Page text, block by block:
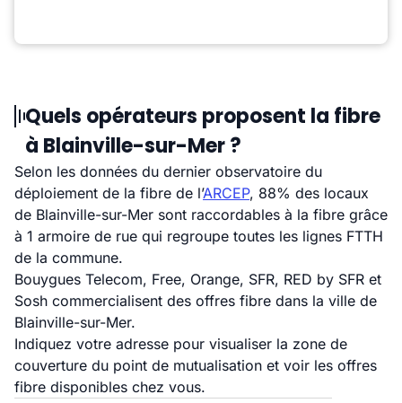
Quels opérateurs proposent la fibre
à Blainville-sur-Mer ?
Selon les données du dernier observatoire du
déploiement de la fibre de l’ARCEP, 88% des locaux
de Blainville-sur-Mer sont raccordables à la fibre grâce
à 1 armoire de rue qui regroupe toutes les lignes FTTH
de la commune.
Bouygues Telecom, Free, Orange, SFR, RED by SFR et
Sosh commercialisent des offres fibre dans la ville de
Blainville-sur-Mer.
Indiquez votre adresse pour visualiser la zone de
couverture du point de mutualisation et voir les offres
fibre disponibles chez vous.